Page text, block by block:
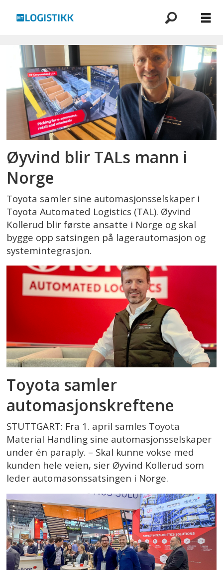
Emne:
øyvind
kollerud
Øyvind blir TALs mann i
Norge
Toyota samler sine automasjonsselskaper i
Toyota Automated Logistics (TAL). Øyvind
Kollerud blir første ansatte i Norge og skal
bygge opp satsingen på lagerautomasjon og
systemintegrasjon.
Toyota samler
automasjons­kreftene
STUTTGART: Fra 1. april samles Toyota
Material Handling sine automasjonsselskaper
under én paraply. – Skal kunne vokse med
kunden hele veien, sier Øyvind Kollerud som
leder automasonssatsingen i Norge.